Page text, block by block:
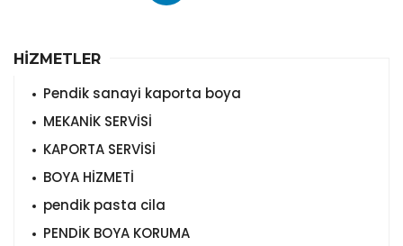
HİZMETLER
Pendik sanayi kaporta boya
MEKANİK SERVİSİ
KAPORTA SERVİSİ
BOYA HİZMETİ
pendik pasta cila
PENDİK BOYA KORUMA